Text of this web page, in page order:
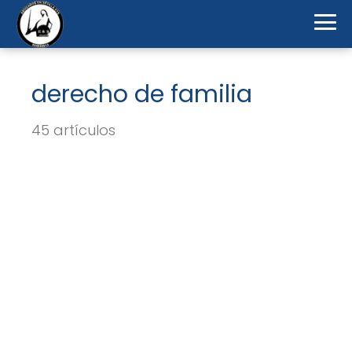
derecho de familia
45 artículos